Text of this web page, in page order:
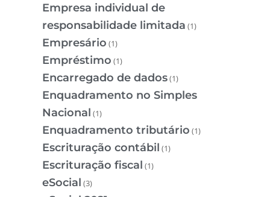
Empresa individual de
responsabilidade limitada (1)
Empresário (1)
Empréstimo (1)
Encarregado de dados(1)
Enquadramento no Simples
Nacional (1)
Enquadramento tributário (1)
Escrituração contábil (1)
Escrituração fiscal (1)
eSocial (3)